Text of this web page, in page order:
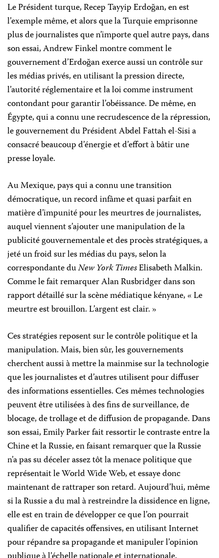
Le Président turque, Recep Tayyip Erdoğan, en est
l’exemple même, et alors que la Turquie emprisonne
plus de journalistes que n’importe quel autre pays, dans
son essai, Andrew Finkel montre comment le
gouvernement d’Erdoğan exerce aussi un contrôle sur
les médias privés, en utilisant la pression directe,
l’autorité réglementaire et la loi comme instrument
contondant pour garantir l’obéissance. De même, en
Égypte, qui a connu une recrudescence de la répression,
le gouvernement du Président Abdel Fattah el-Sisi a
consacré beaucoup d’énergie et d’effort à bâtir une
presse loyale.
Au Mexique, pays qui a connu une transition
démocratique, un record infâme et quasi parfait en
matière d’impunité pour les meurtres de journalistes,
auquel viennent s’ajouter une manipulation de la
publicité gouvernementale et des procès stratégiques, a
jeté un froid sur les médias du pays, selon la
correspondante duNew York TimesElisabeth Malkin.
Comme le fait remarquer Alan Rusbridger dans son
rapport détaillé sur la scène médiatique kényane, « Le
meurtre est brouillon. L’argent est clair. »
Ces stratégies reposent sur le contrôle politique et la
manipulation. Mais, bien sûr, les gouvernements
cherchent aussi à mettre la mainmise sur la technologie
que les journalistes et d’autres utilisent pour diffuser
des informations essentielles. Ces mêmes technologies
peuvent être utilisées à des fins de surveillance, de
blocage, de trollage et de diffusion de propagande. Dans
son essai, Emily Parker fait ressortir le contraste entre la
Chine et la Russie, en faisant remarquer que la Russie
n’a pas su déceler assez tôt la menace politique que
représentait le World Wide Web, et essaye donc
maintenant de rattraper son retard. Aujourd’hui, même
si la Russie a du mal à restreindre la dissidence en ligne,
elle est en train de développer ce que l’on pourrait
qualifier de capacités offensives, en utilisant Internet
pour répandre sa propagande et manipuler l’opinion